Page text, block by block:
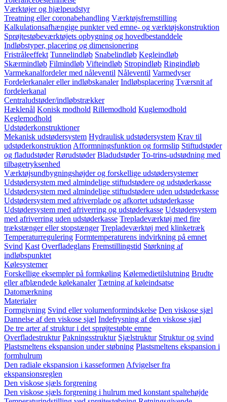
Værktøjer og hjælpeudstyr
Treatning eller coronabehandling Værktøjsfremstilling
Kalkulationsafhængige punkter ved emne- og værktøjskonstruktion
Sprøjtestøbeværktøjets opbygning og hovedbestanddele
Indløbstyper, placering og dimensionering
Fristråleeffekt Tunnelindløb Snabelindløb Kegleindløb
Skærmindløb Filmindløb Vifteindløb Stropindløb Ringindløb
Varmekanalfordeler med nåleventil Nåleventil Varmedyser
Fordelerkanaler eller indløbskanaler Indløbsplacering Tværsnit af
fordelerkanal
Centraludstøder/indløbstrækker
Hæklenål Konisk modhold Rillemodhold Kuglemodhold
Keglemodhold
Udstøderkonstruktioner
Mekanisk udstødersystem Hydraulisk udstødersystem Krav til
udstøderkonstruktion Afformningsfunktion og formslip Stiftudstøder
og fladudstøder Rørudstøder Bladudstøder To-trins-udstødning med
tilbagetryksenhed
Værktøjsundbygningshøjder og forskellige udstødersystemer
Udstødersystem med almindelige stiftudstødere og udstøderkasse
Udstødersystem med almindelige stiftudstødere uden udstøderkasse
Udstødersystem med afriverplade og afkortet udstøderkasse
Udstødersystem med afriverring og udstøderkasse Udstødersystem
med afriverring uden udstøderkasse Trepladeværktøj med fire
trækstænger eller stopstænger Trepladeværktøj med klinketræk
Temperaturregulering Formtemperaturens indvirkning på emnet
Svind Kast Overfladeglans Fremstillingstid Størkning af
indløbspunktet
Kølesystemer
Forskellige eksempler på formkøling Kølemedietilslutning Brudte
eller afblændede kølekanaler Tætning af køleindsatse
Datomærkning
Materialer
Formgivning Svind eller volumenformindskelse Den viskose sjæl
Dannelse af den viskose sjæl Indefrysning af den viskose sjæl
De tre arter af struktur i det sprøjtestøbte emne
Overfladestruktur Pakningsstruktur Sjælstruktur Struktur og svind
Plastsmeltens ekspansion under støbning Plastsmeltens ekspansion i
formhulrum
Den radiale ekspansion i kasseformen Afvigelser fra
ekspansionsreglen
Den viskose sjæls forgrening
Den viskose sjæls forgrening i hulrum med konstant spaltehøjde